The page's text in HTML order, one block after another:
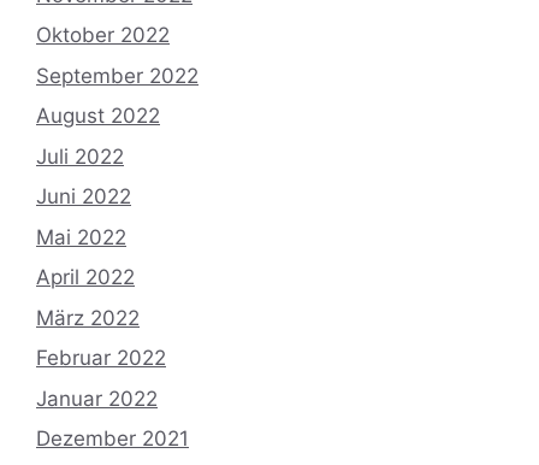
Oktober 2022
September 2022
August 2022
Juli 2022
Juni 2022
Mai 2022
April 2022
März 2022
Februar 2022
Januar 2022
Dezember 2021